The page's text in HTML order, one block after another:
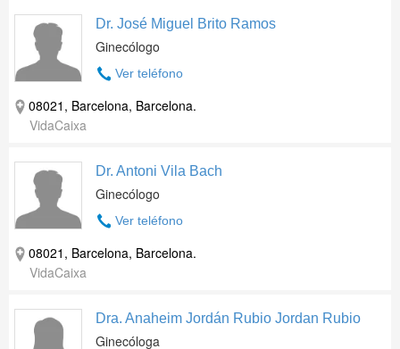
Dr. José Miguel Brito Ramos
Ginecólogo
Ver teléfono
08021, Barcelona, Barcelona.
VidaCaixa
Dr. Antoni Vila Bach
Ginecólogo
Ver teléfono
08021, Barcelona, Barcelona.
VidaCaixa
Dra. Anaheim Jordán Rubio Jordan Rubio
Ginecóloga